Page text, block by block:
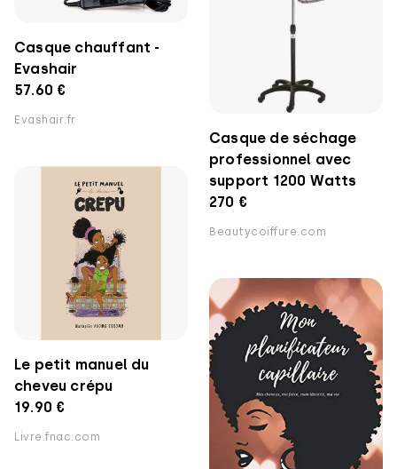
Casque chauffant -
Evashair
57.60 €
Evashair.fr
Casque de séchage
professionnel avec
support 1200 Watts
270 €
Beautycoiffure.com
Le petit manuel du
cheveu crépu
19.90 €
Livre.fnac.com